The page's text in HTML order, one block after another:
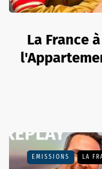
La France
EMISSIONS LA